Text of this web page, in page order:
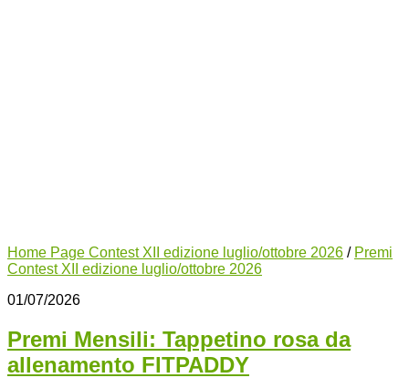
Home Page Contest XII edizione luglio/ottobre 2026 / Premi
Contest XII edizione luglio/ottobre 2026
01/07/2026
Premi Mensili: Tappetino rosa da
allenamento FITPADDY